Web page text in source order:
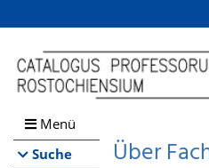
Browsen
direkt zum Inhalt
Menü
Suche
Über